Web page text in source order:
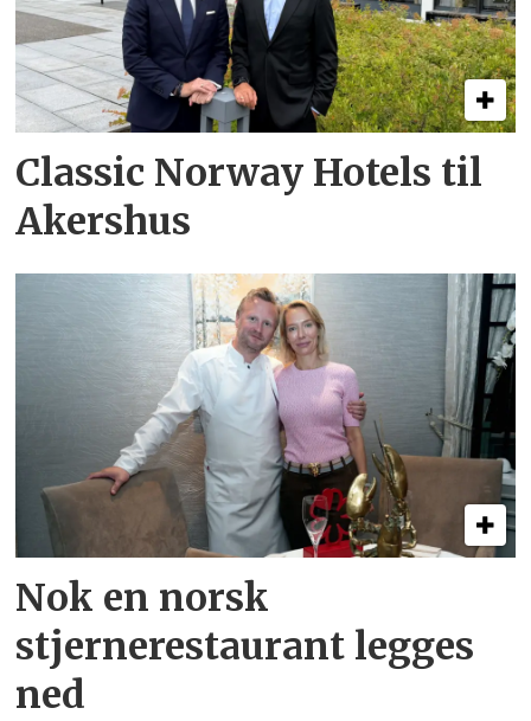
Classic Norway Hotels til
Akershus
Nok en norsk
stjernerestaurant legges
ned